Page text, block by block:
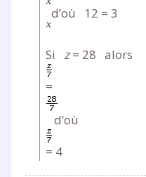
d’où 12 = 3
Si z = 28 alors
=
d’où
= 4